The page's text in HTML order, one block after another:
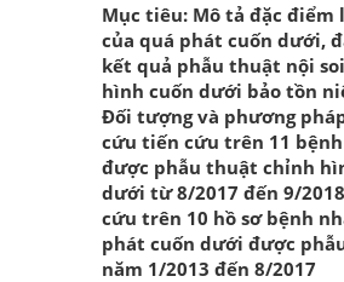
Mục tiêu: Mô tả đặc điểm
của quá phát cuốn dưới,
kết quả phẫu thuật nội
hình cuốn dưới bảo tồn
Đối tượng và phương
cứu tiến cứu trên 11
được phẫu thuật chỉnh
dưới từ 8/2017 đến 9/
cứu trên 10 hồ sơ bệnh
phát cuốn dưới được
năm 1/2013 đến 8/2017